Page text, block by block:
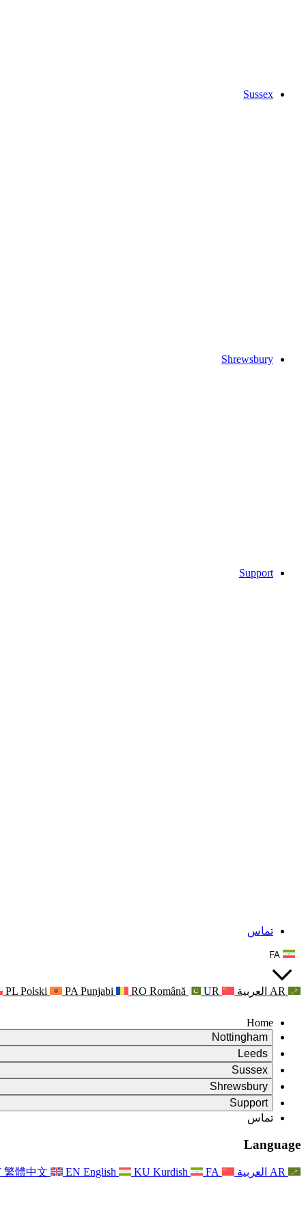
Sussex
Shrewsbury
Support
تماس
FA
AR العربية PL Polski PA Punjabi RO Română UR
Home
Nottingham
Review
رئیس بررسی
تیم بررسی مستقل
شرایط مرجع
گزارش نهایی بررسی مستقل
سوالات متداول
For Families
فرآیند بازخورد خانواده
آخرین به‌روزرسانی‌ها
خبرنامه‌ها
Leeds
Review
رئیس بررسی
تیم بررسی مستقل
شرایط مرجع
تماس
حمایت روانی از خانواده‌ها
رویدادها
Sussex
Review
رئیس بررسی
تیم بررسی مستقل
شرایط مرجع
For Families
به روز رسانی برای خانواده ها
Shrewsbury
Review
شرح وظایف برای بررسی زایمان
اطلاعیه ها
Reports
گزارش نهایی بررسی مستقل
اولین گزارش از نشریه ایندیپندنت ریویو
For Families
Support
Leeds
Nottingham
خدمات پشتیبانی روانشناختی خانواده
پشتیبانی بحران سلامت روان
خدمات منطقه‌ای ناتینگهام
تماس
Language
AR العربية 繁體中文 EN English KU Kurdish FA